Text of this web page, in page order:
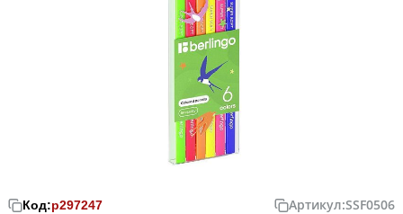
Код:р297247 Артикул:SSF0506